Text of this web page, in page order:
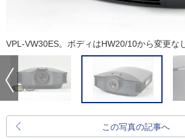
VPL-VW30ES。ボディはHW20/10から変更な
この写真の記事へ